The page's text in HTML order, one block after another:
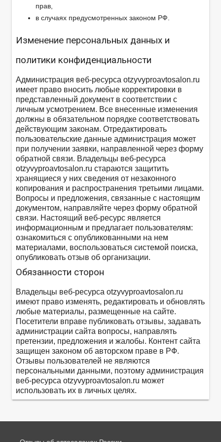
прав,
в случаях предусмотренных законом РФ.
Изменение персональных данных и
политики конфиденциальности
Администрация веб-ресурса otzyvyproavtosalon.ru
имеет право вносить любые корректировки в
представленный документ в соответствии с
личным усмотрением. Все внесенные изменения
должны в обязательном порядке соответствовать
действующим законам. Отредактировать
пользовательские данные администрация может
при получении заявки, направленной через форму
обратной связи. Владельцы веб-ресурса
otzyvyproavtosalon.ru стараются защитить
хранящиеся у них сведения от незаконного
копирования и распространения третьими лицами.
Вопросы и предложения, связанные с настоящим
документом, направляйте через форму обратной
связи. Настоящий веб-ресурс является
информационным и предлагает пользователям:
ознакомиться с опубликованными на нем
материалами, воспользоваться системой поиска,
опубликовать отзыв об организации.
Обязанности сторон
Владельцы веб-ресурса otzyvyproavtosalon.ru
имеют право изменять, редактировать и обновлять
любые материалы, размещенные на сайте.
Посетители вправе публиковать отзывы, задавать
администрации сайта вопросы, направлять
претензии, предложения и жалобы. Контент сайта
защищен законом об авторском праве в РФ.
Отзывы пользователей не являются
персональными данными, поэтому администрация
веб-ресурса otzyvyproavtosalon.ru может
использовать их в личных целях.